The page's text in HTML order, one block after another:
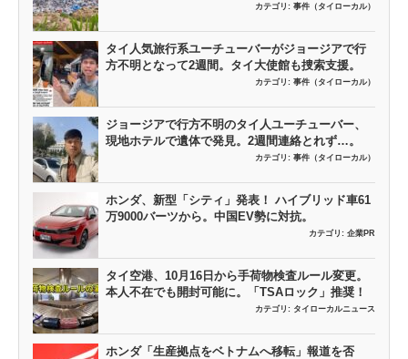
カテゴリ: 事件（タイローカル）
タイ人気旅行系ユーチューバーがジョージアで行
方不明となって2週間。タイ大使館も捜索支援。
カテゴリ: 事件（タイローカル）
ジョージアで行方不明のタイ人ユーチューバー、
現地ホテルで遺体で発見。2週間連絡とれず…。
カテゴリ: 事件（タイローカル）
ホンダ、新型「シティ」発表！ ハイブリッド車61
万9000バーツから。中国EV勢に対抗。
カテゴリ: 企業PR
タイ空港、10月16日から手荷物検査ルール変更。
本人不在でも開封可能に。「TSAロック」推奨！
カテゴリ: タイローカルニュース
ホンダ「生産拠点をベトナムへ移転」報道を否